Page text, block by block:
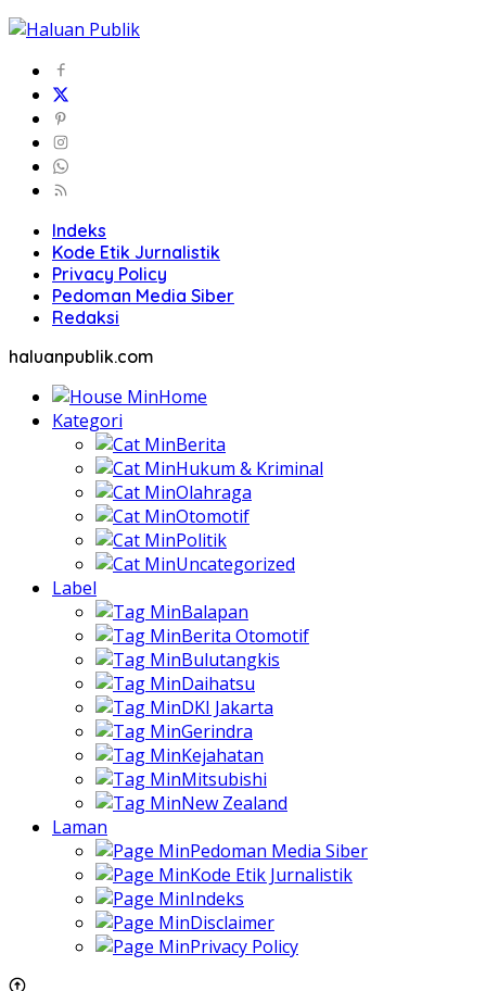
Indeks
Kode Etik Jurnalistik
Privacy Policy
Pedoman Media Siber
Redaksi
haluanpublik.com
Home
Kategori
Berita
Hukum & Kriminal
Olahraga
Otomotif
Politik
Uncategorized
Label
Balapan
Berita Otomotif
Bulutangkis
Daihatsu
DKI Jakarta
Gerindra
Kejahatan
Mitsubishi
New Zealand
Laman
Pedoman Media Siber
Kode Etik Jurnalistik
Indeks
Disclaimer
Privacy Policy